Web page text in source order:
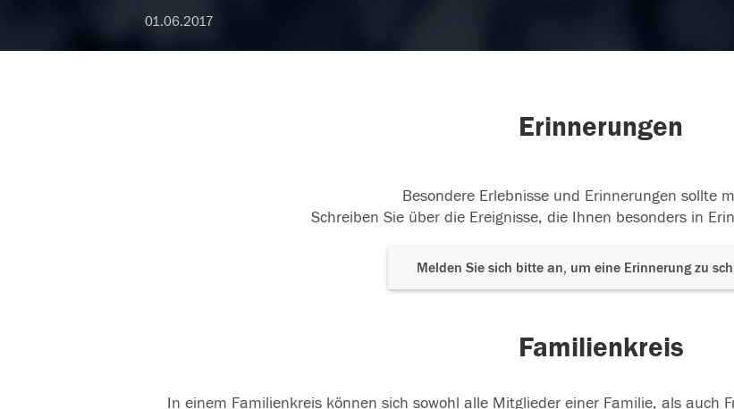
01.06.2017
Erinnerungen
Besondere Erlebnisse und Erinnerungen sollte
Schreiben Sie über die Ereignisse, die Ihnen besonders in
Melden Sie sich bitte an, um eine Erinnerung zu
Familienkreis
In einem Familienkreis können sich sowohl alle Mitglieder einer Familie, als auch